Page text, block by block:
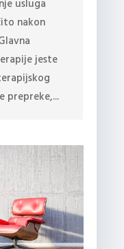
usluga
nakon
jeste
prepreke,...